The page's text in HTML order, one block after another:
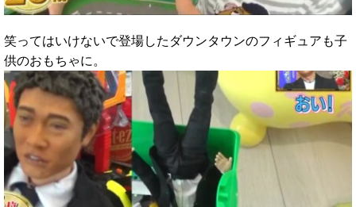
笑ってはいけないで登場したダウンタウンのフィギュアも子
供のおもちゃに。